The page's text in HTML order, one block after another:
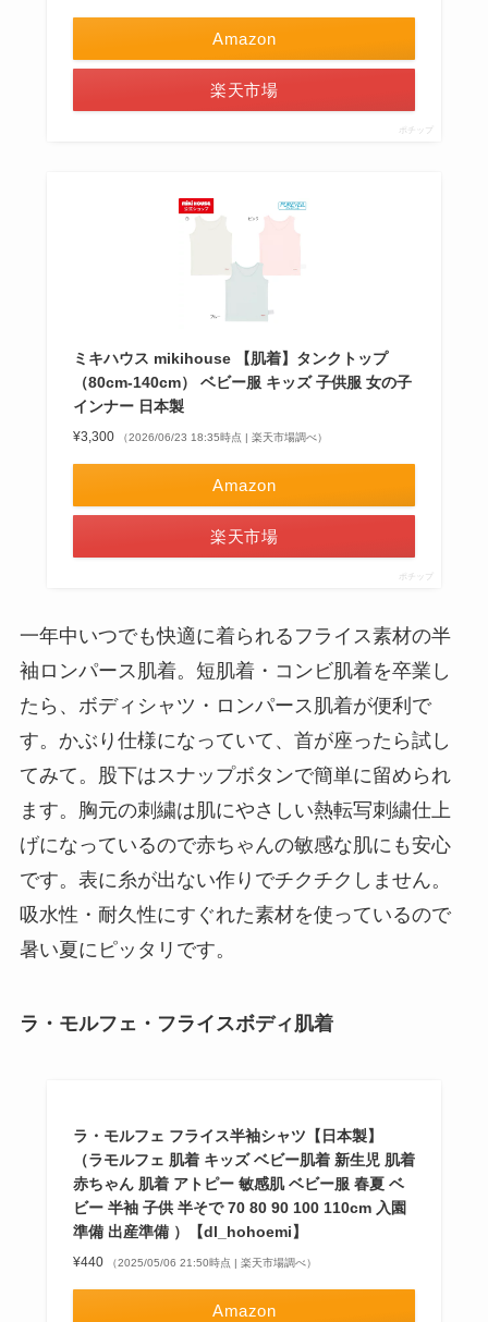
Amazon
楽天市場
ポチップ
ミキハウス mikihouse 【肌着】タンクトップ
（80cm-140cm） ベビー服 キッズ 子供服 女の子
インナー 日本製
¥3,300 （2026/06/23 18:35時点 | 楽天市場調べ）
Amazon
楽天市場
ポチップ
一年中いつでも快適に着られるフライス素材の半
袖ロンパース肌着。短肌着・コンビ肌着を卒業し
たら、ボディシャツ・ロンパース肌着が便利で
す。かぶり仕様になっていて、首が座ったら試し
てみて。股下はスナップボタンで簡単に留められ
ます。胸元の刺繍は肌にやさしい熱転写刺繍仕上
げになっているので赤ちゃんの敏感な肌にも安心
です。表に糸が出ない作りでチクチクしません。
吸水性・耐久性にすぐれた素材を使っているので
暑い夏にピッタリです。
ラ・モルフェ・フライスボディ肌着
ラ・モルフェ フライス半袖シャツ【日本製】
（ラモルフェ 肌着 キッズ ベビー肌着 新生児 肌着
赤ちゃん 肌着 アトピー 敏感肌 ベビー服 春夏 ベ
ビー 半袖 子供 半そで 70 80 90 100 110cm 入園
準備 出産準備 ）【dl_hohoemi】
¥440 （2025/05/06 21:50時点 | 楽天市場調べ）
Amazon